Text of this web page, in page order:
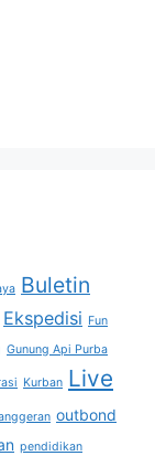
Buletin
Ekspedisi Fun
Gunung Api Purba
Kurban Live
outbond
pendidikan